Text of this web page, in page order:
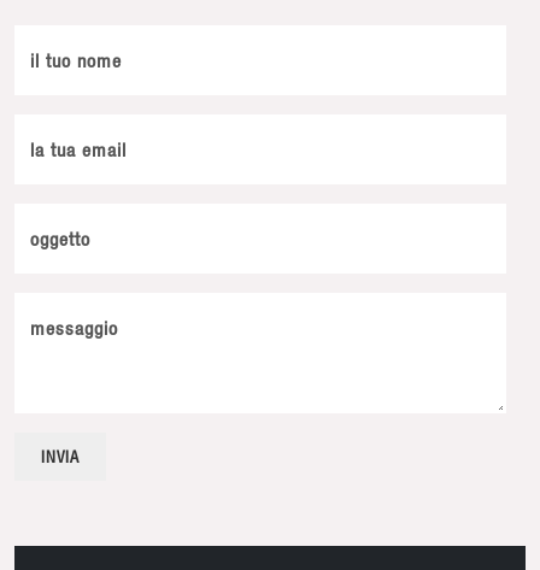
il tuo nome
la tua email
oggetto
messaggio